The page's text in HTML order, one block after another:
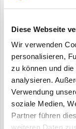
Diese Webseite
Wir verwenden
personalisieren,
zu können und
analysieren.
Verwendung
soziale Medien,
Partner führen
Zuletzt
Letzte 24
Letzte Woche
Letzter Monat
Letzte Sechs
Letztes Jahr